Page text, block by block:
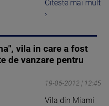
Citeste mai mult
›
vila in care a fost
de vanzare pentru
19-06-2012 | 12:45
Vila din Miami